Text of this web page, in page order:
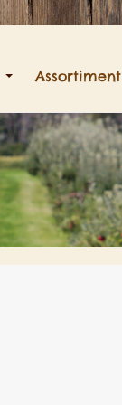
Assortiment